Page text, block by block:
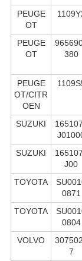
PEUGE
OT
PEUGE
OT
380
PEUGE
OT/CITR
OEN
SUZUKI
SUZUKI
J00
TOYOTA
0871
TOYOTA
0804
VOLVO
7